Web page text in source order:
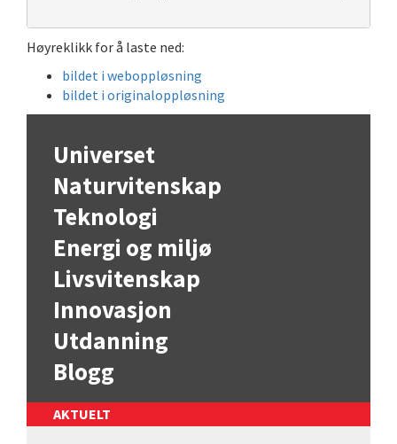
Høyreklikk for å laste ned:
bildet i weboppløsning
bildet i originaloppløsning
Universet
Naturvitenskap
Teknologi
Energi og miljø
Livsvitenskap
Innovasjon
Utdanning
Blogg
AKTUELT